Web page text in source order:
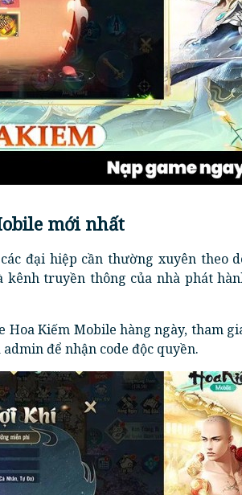
mới nhất
đại hiệp cần thường xuyên theo
kênh truyền thông của nhà phát
Kiếm Mobile hàng ngày, tham
để nhận code độc quyền.